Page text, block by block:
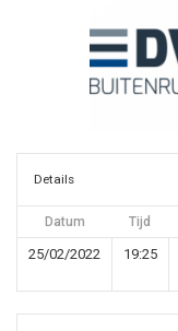
Details
Datum Tijd
25/02/2022 19:25